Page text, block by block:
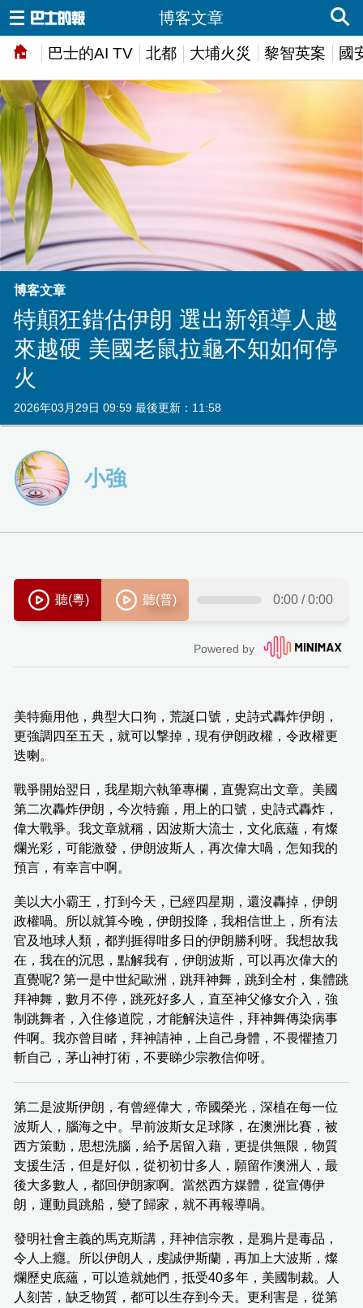
巴士的AI TV 北都 大埔火災 黎智英案 國
博客文章
博客文章
特顛狂錯估伊朗 選出新領導人越
來越硬 美國老鼠拉龜不知如何停
火
2026年03月29日 09:59 最後更新：11:58
小強
美特癲用他，典型大口狗，荒誕口號，史詩式轟炸伊朗，
更強調四至五天，就可以撃掉，現有伊朗政權，令政權更
迭喇。
戰爭開始翌日，我星期六執筆專欄，直覺寫出文章。美國
第二次轟炸伊朗，今次特癲，用上的口號，史詩式轟炸，
偉大戰爭。我文章就稱，因波斯大流士，文化底蘊，有燦
爛光彩，可能激發，伊朗波斯人，再次偉大喎，怎知我的
預言，有幸言中啊。
美以大小霸王，打到今天，已經四星期，還沒轟掉，伊朗
政權喎。所以就算今晚，伊朗投降，我相信世上，所有法
官及地球人類，都判捱得咁多日的伊朗勝利呀。我想故我
在，我在的沉思，點解我有，伊朗波斯，可以再次偉大的
直覺呢? 第一是中世紀歐洲，跳拜神舞，跳到全村，集體跳
拜神舞，數月不停，跳死好多人，直至神父修女介入，強
制跳舞者，入住修道院，才能解決這件，拜神舞傳染病事
件啊。我亦曾目睹，拜神請神，上自己身體，不畏懼揸刀
斬自己，茅山神打術，不要睇少宗教信仰呀。
第二是波斯伊朗，有曾經偉大，帝國榮光，深植在每一位
波斯人，腦海之中。早前波斯女足球隊，在澳洲比賽，被
西方策動，思想洗腦，給予居留入藉，更提供無限，物質
支援生活，但是好似，從初初廿多人，願留作澳洲人，最
後大多數人，都回伊朗家啊。當然西方媒體，從宣傳伊
朗，運動員跳船，變了歸家，就不再報導喎。
發明社會主義的馬克斯講，拜神信宗教，是鴉片是毒品，
令人上癮。所以伊朗人，虔誠伊斯蘭，再加上大波斯，燦
爛歷史底蘊，可以造就她們，抵受40多年，美國制裁。人
人刻苦，缺乏物質，都可以生存到今天。更利害是，從第